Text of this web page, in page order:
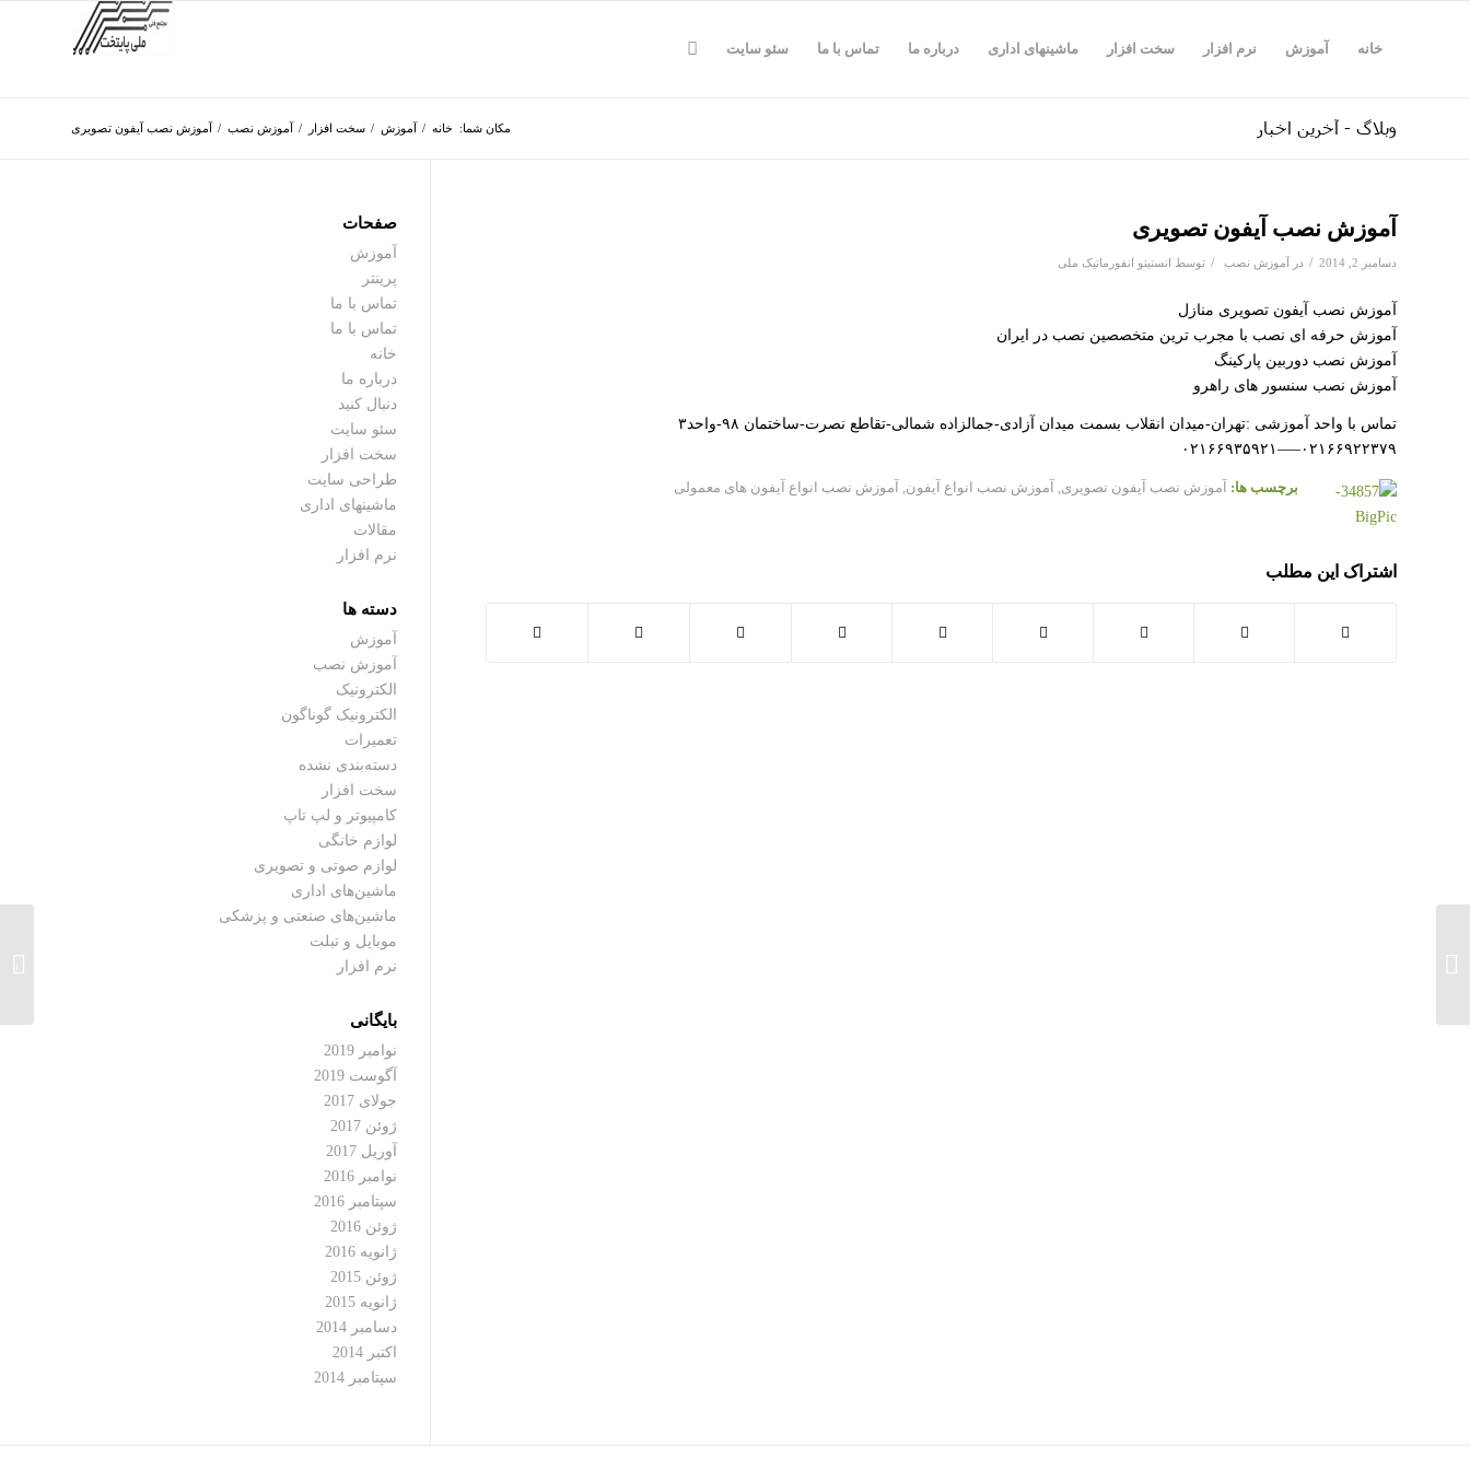
خانه آموزش نرم افزار سخت افزار ماشینهای اداری درباره ما تماس با ما سئو سایت
وبلاگ - آخرین اخبار مکان شما: خانه / آموزش / سخت افزار / آموزش نصب / آموزش نصب آیفون تصویری
آموزش نصب آیفون تصویری
دسامبر 2, 2014 / در آموزش نصب / توسط انستیتو انفورماتیک ملی
آموزش نصب آیفون تصویری منازل
آموزش حرفه ای نصب با مجرب ترین متخصصین نصب در ایران
آموزش نصب دوربین پارکینگ
آموزش نصب سنسور های راهرو
تماس با واحد آموزشی :تهران-میدان انقلاب بسمت میدان آزادی-جمالزاده شمالی-تقاطع نصرت-ساختمان ۹۸-واحد۳
۰۲۱۶۶۹۲۲۳۷۹—–۰۲۱۶۶۹۳۵۹۲۱
برچسب ها: آموزش نصب آیفون تصویری آموزش نصب انواع آیفون آموزش نصب انواع آیفون های معمولی
اشتراک این مطلب
صفحات
آموزش
پرینتر
تماس با ما
تماس با ما
خانه
درباره ما
دنبال کنید
سئو سایت
سخت افزار
طراحی سایت
ماشینهای اداری
مقالات
نرم افزار
دسته ها
آموزش
آموزش نصب
الکترونیک
الکترونیک گوناگون
تعمیرات
دسته‌بندی نشده
سخت افزار
کامپیوتر و لپ تاپ
لوازم خانگی
لوازم صوتی و تصویری
ماشین‌های اداری
ماشین‌های صنعتی و پزشکی
موبایل و تبلت
نرم افزار
بایگانی
نوامبر 2019
آگوست 2019
جولای 2017
ژوئن 2017
آوریل 2017
نوامبر 2016
سپتامبر 2016
ژوئن 2016
ژانویه 2016
ژوئن 2015
ژانویه 2015
دسامبر 2014
اکتبر 2014
سپتامبر 2014